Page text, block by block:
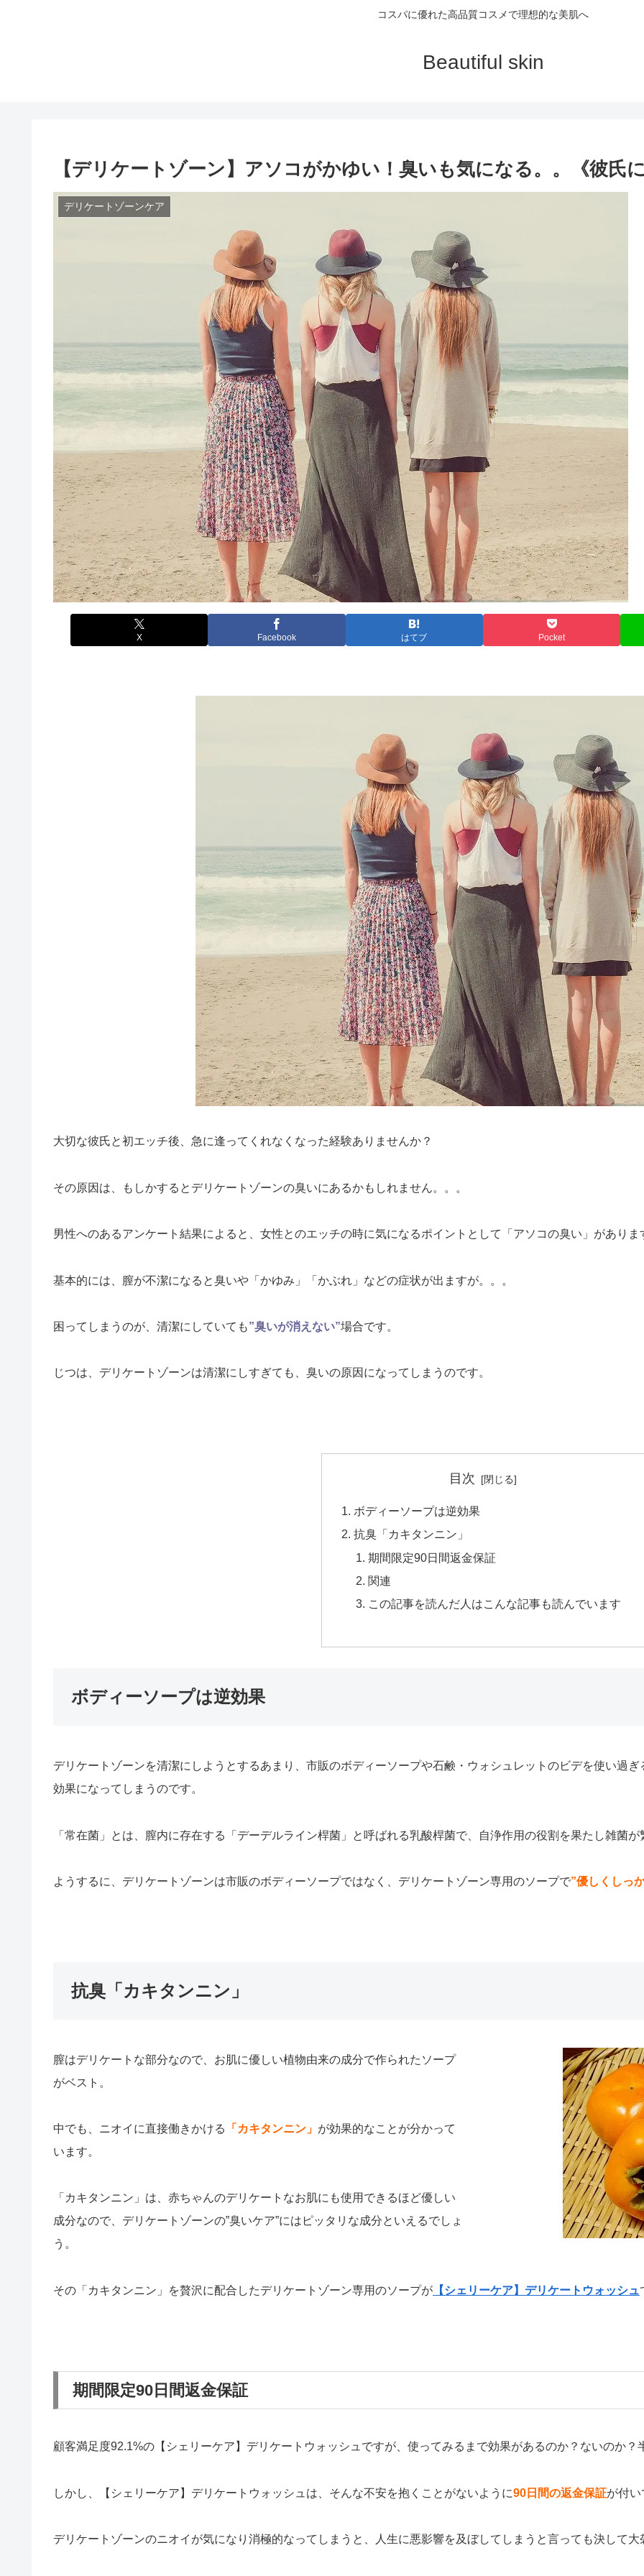
コスパに優れた高品質コスメで理想的な美肌へ
Beautiful skin
【デリケートゾーン】アソコがかゆい！臭いも気になる。。《彼氏
デリケートゾーンケア
X Facebook はてブ Pocket
大切な彼氏と初エッチ後、急に逢ってくれなくなった経験ありませんか？
その原因は、もしかするとデリケートゾーンの臭いにあるかもしれません。。。
男性へのあるアンケート結果によると、女性とのエッチの時に気になるポイントとして「アソコの臭い」がありま
基本的には、膣が不潔になると臭いや「かゆみ」「かぶれ」などの症状が出ますが。。。
困ってしまうのが、清潔にしていても”臭いが消えない”場合です。
じつは、デリケートゾーンは清潔にしすぎても、臭いの原因になってしまうのです。
目次
ボディーソープは逆効果
抗臭「カキタンニン」
期間限定90日間返金保証
関連
この記事を読んだ人はこんな記事も読んでいます
ボディーソープは逆効果
デリケートゾーンを清潔にしようとするあまり、市販のボディーソープや石鹸・ウォシュレットのビデを使い過
効果になってしまうのです。
「常在菌」とは、膣内に存在する「デーデルライン桿菌」と呼ばれる乳酸桿菌で、自浄作用の役割を果たし雑菌
ようするに、デリケートゾーンは市販のボディーソープではなく、デリケートゾーン専用のソープで”優しくしっ
抗臭「カキタンニン」
膣はデリケートな部分なので、お肌に優しい植物由来の成分で作られたソープ
がベスト。
中でも、ニオイに直接働きかける 「カキタンニン」 が効果的なことが分かって
います。
「カキタンニン」は、赤ちゃんのデリケートなお肌にも使用できるほど優しい
成分なので、デリケートゾーンの”臭いケア”にはピッタリな成分といえるでしょ
う。
その「カキタンニン」を贅沢に配合したデリケートゾーン専用のソープが 【シェリーケア】デリケートウォッシュ
期間限定90日間返金保証
顧客満足度92.1%の【シェリーケア】デリケートウォッシュですが、使ってみるまで効果があるのか？ないのか
しかし、【シェリーケア】デリケートウォッシュは、そんな不安を抱くことがないように90日間の返金保証が付
デリケートゾーンのニオイが気になり消極的なってしまうと、人生に悪影響を及ぼしてしまうと言っても決して